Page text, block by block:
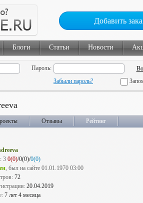
Добавить
Блоги Статьи Новости
Пароль:
Забыли пароль?
Отзывы Рейтинг
3 0(0)/0(0)/0(0)
, был на сайте 01.01.1970 03:00
72
20.04.2019
7 лет 4 месяца